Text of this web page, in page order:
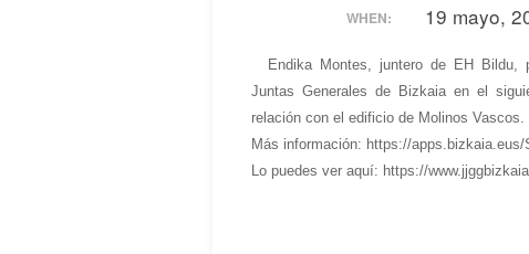
WHEN: 19 mayo,
Endika Montes, juntero de EH Bildu,
Juntas Generales de Bizkaia en el
relación con el edificio de Molinos Vascos.
Más información: https://
Lo puedes ver aquí: https://